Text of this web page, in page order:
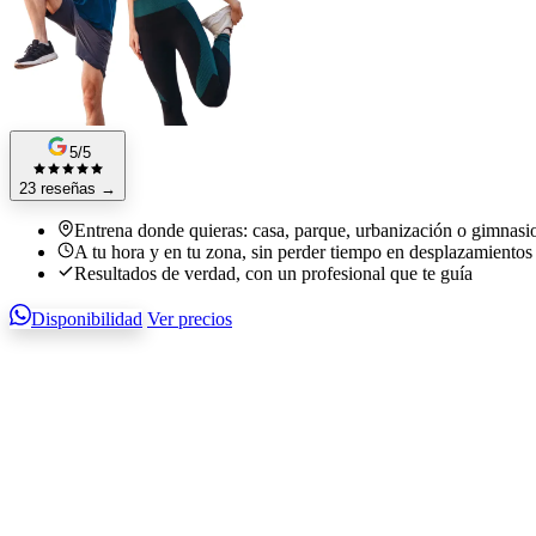
5/5
23 reseñas →
Entrena donde quieras: casa, parque, urbanización o
A tu hora y en tu zona, sin perder tiempo en desplazamientos
Resultados de verdad, con un profesional que te guía
Disponibilidad Ver precios